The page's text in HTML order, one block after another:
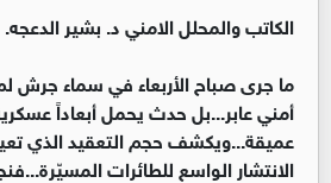
الكاتب والمحلل الامني د. بشير الدعجه.
ما جرى صباح الأربعاء في سماء جرش
أمني عابر...بل حدث يحمل أبعاداً
عميقة...ويكشف حجم التعقيد الذي
الانتشار الواسع للطائرات